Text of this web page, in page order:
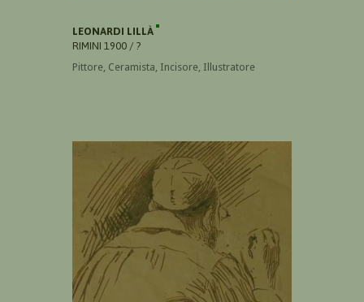
LEONARDI LILLÀ
RIMINI 1900 / ?
Pittore, Ceramista, Incisore, Illustratore